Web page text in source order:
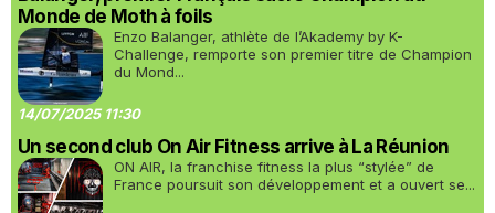
Monde de Moth à foils
Enzo Balanger, athlète de l’Akademy by K-
Challenge, remporte son premier titre de Champion
du Mond...
14/07/2025 11:30
Un second club On Air Fitness arrive à La Réunion
ON AIR, la franchise fitness la plus “stylée” de
France poursuit son développement et a ouvert se...